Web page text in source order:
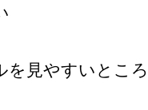
を見やすいとこ